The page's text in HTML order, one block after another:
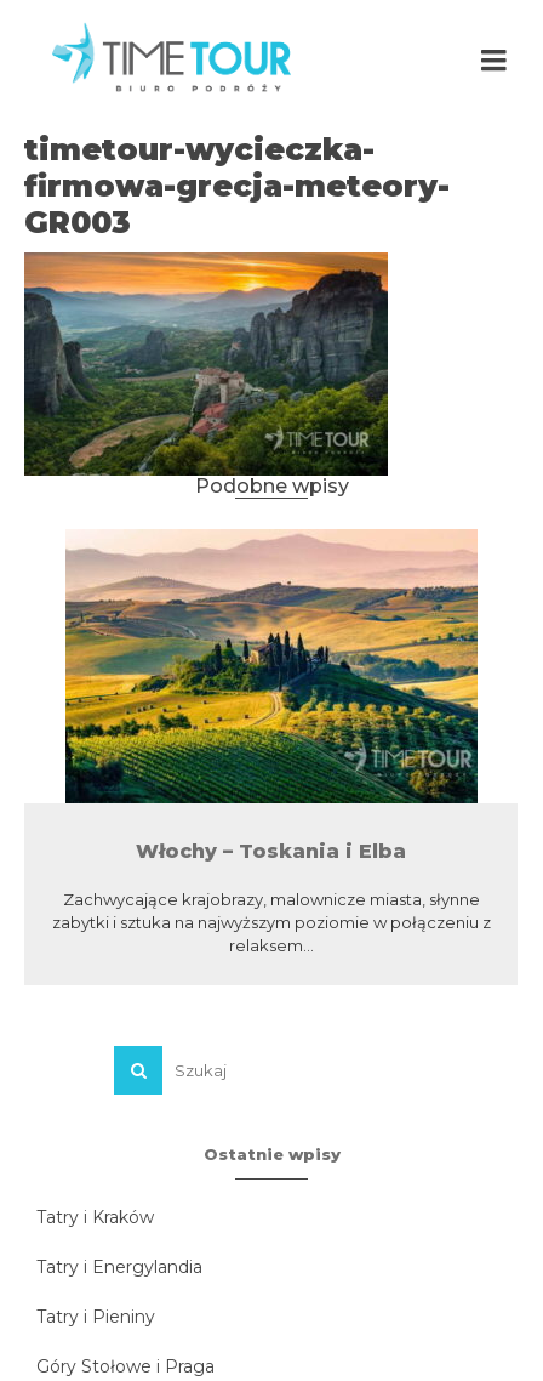
timetour-wycieczka-
firmowa-grecja-meteory-
GR003
Podobne wpisy
Włochy – Toskania i Elba
Zachwycające krajobrazy, malownicze miasta, słynne
zabytki i sztuka na najwyższym poziomie w połączeniu z
relaksem...
Ostatnie wpisy
Tatry i Kraków
Tatry i Energylandia
Tatry i Pieniny
Góry Stołowe i Praga